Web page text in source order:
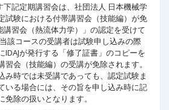
下記定期講習会は、社団法人 日本機械学
試験における付帯講習会（技能編）が免
講習会（熱流体力学）」の認定を受けて
該コースの受講者は試験申し込みの際
IDAJが発行する「修了証書」のコピーを
会（技能編）の受講が免除されます。
み時では未受講であっても、認定試験ま
いる場合には、その旨を申し込み時に記
除の扱いとなります。